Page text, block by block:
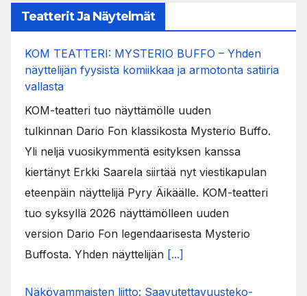
Teatterit Ja Näytelmät
KOM TEATTERI: MYSTERIO BUFFO – Yhden
näyttelijän fyysistä komiikkaa ja armotonta satiiria
vallasta
KOM-teatteri tuo näyttämölle uuden
tulkinnan Dario Fon klassikosta Mysterio Buffo.
Yli neljä vuosikymmentä esityksen kanssa
kiertänyt Erkki Saarela siirtää nyt viestikapulan
eteenpäin näyttelijä Pyry Äikäälle. KOM-teatteri
tuo syksyllä 2026 näyttämölleen uuden
version Dario Fon legendaarisesta Mysterio
Buffosta. Yhden näyttelijän [...]
Näkövammaisten liitto: Saavutettavuusteko-